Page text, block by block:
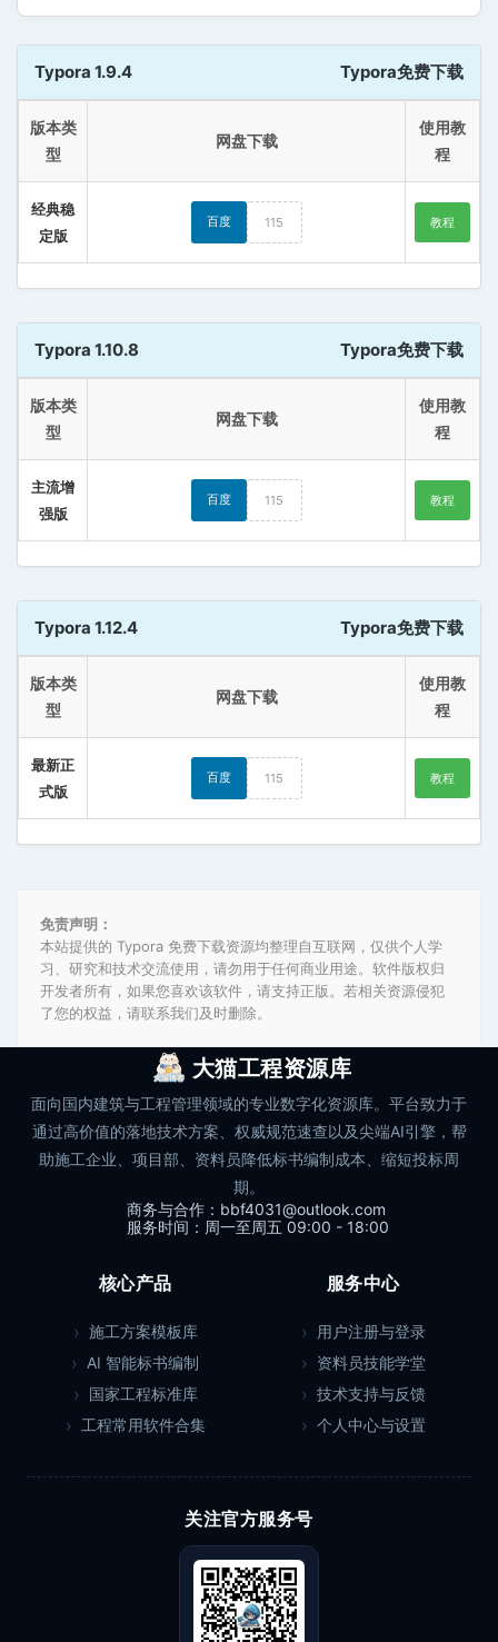
Typora 1.9.4 Typora免费下载
版本类
型
网盘下载
使用教
程
经典稳
定版
百度 115 教程
Typora 1.10.8 Typora免费下载
版本类
型
网盘下载
使用教
程
主流增
强版
百度 115 教程
Typora 1.12.4 Typora免费下载
版本类
型
网盘下载
使用教
程
最新正
式版
百度 115 教程
免责声明：
本站提供的 Typora 免费下载资源均整理自互联网，仅供个人学
习、研究和技术交流使用，请勿用于任何商业用途。软件版权归
开发者所有，如果您喜欢该软件，请支持正版。若相关资源侵犯
了您的权益，请联系我们及时删除。
大猫工程资源库
面向国内建筑与工程管理领域的专业数字化资源库。平台致力于
通过高价值的落地技术方案、权威规范速查以及尖端AI引擎，帮
助施工企业、项目部、资料员降低标书编制成本、缩短投标周
期。
商务与合作：bbf4031@outlook.com
服务时间：周一至周五 09:00 - 18:00
核心产品
施工方案模板库
AI 智能标书编制
国家工程标准库
工程常用软件合集
服务中心
用户注册与登录
资料员技能学堂
技术支持与反馈
个人中心与设置
关注官方服务号